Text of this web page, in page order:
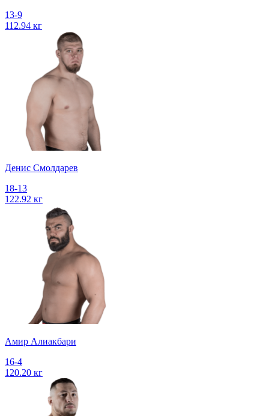
13-9
112.94 кг
Денис Смолдарев
18-13
122.92 кг
Амир Алиакбари
16-4
120.20 кг